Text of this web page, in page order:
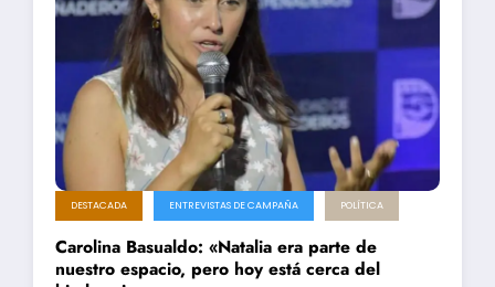
DESTACADA ENTREVISTAS DE CAMPAÑA POLÍTICA
Carolina Basualdo: «Natalia era parte de
nuestro espacio, pero hoy está cerca del